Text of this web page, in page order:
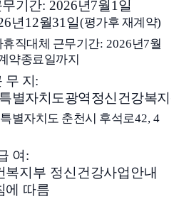
무기간: 2026년7월1일
년12월31일(평가후 재계약)
휴직대체 근무기간: 2026년7월
약종료일까지
무 지:
별자치도광역정신건강복지
별자치도 춘천시 후석로42, 4
여:
복지부 정신건강사업안내
에 따름